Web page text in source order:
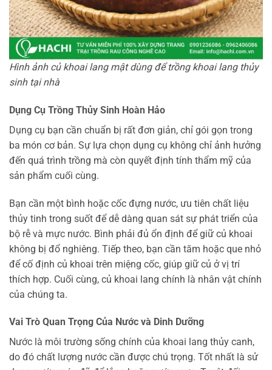
Hình ảnh củ khoai lang mật dùng để trồng khoai lang thủy
sinh tại nhà
Dụng Cụ Trồng Thủy Sinh Hoàn Hảo
Dụng cụ bạn cần chuẩn bị rất đơn giản, chỉ gói gọn trong
ba món cơ bản. Sự lựa chọn dụng cụ không chỉ ảnh hưởng
đến quá trình trồng mà còn quyết định tính thẩm mỹ của
sản phẩm cuối cùng.
Bạn cần một bình hoặc cốc đựng nước, ưu tiên chất liệu
thủy tinh trong suốt để dễ dàng quan sát sự phát triển của
bộ rễ và mực nước. Bình phải đủ ổn định để giữ củ khoai
không bị đổ nghiêng. Tiếp theo, bạn cần tăm hoặc que nhỏ
để cố định củ khoai trên miệng cốc, giúp giữ củ ở vị trí
thích hợp. Cuối cùng, củ khoai lang chính là nhân vật chính
của chúng ta.
Vai Trò Quan Trọng Của Nước và Dinh Dưỡng
Nước là môi trường sống chính của khoai lang thủy canh,
do đó chất lượng nước cần được chú trọng. Tốt nhất là sử